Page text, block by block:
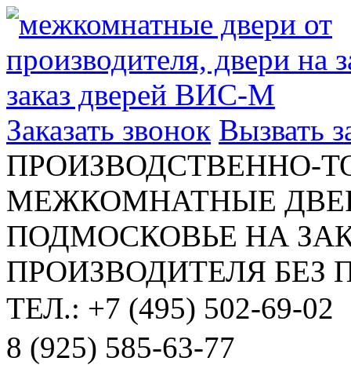
Заказать звонок Вызвать
ПРОИЗВОДСТВЕННО-
МЕЖКОМНАТНЫЕ
ПОДМОСКОВЬЕ НА
ПРОИЗВОДИТЕЛЯ БЕЗ
ТЕЛ.: +7 (495) 502-69-02
8 (925) 585-63-77